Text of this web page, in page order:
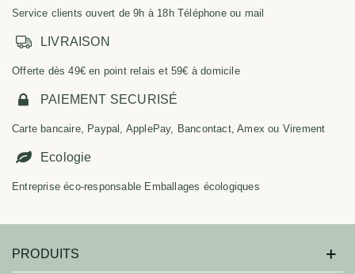
Service clients ouvert de 9h à 18h Téléphone ou mail
LIVRAISON
Offerte dès 49€ en point relais et 59€ à domicile
PAIEMENT SECURISÉ
Carte bancaire, Paypal, ApplePay, Bancontact, Amex ou Virement
Ecologie
Entreprise éco-responsable Emballages écologiques
PRODUITS